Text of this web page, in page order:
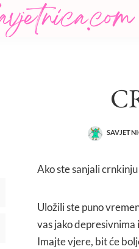
POSTED
Ako ste sanjali
Uložili ste puno
vas jako depresivnima
Imajte vjere, bit će